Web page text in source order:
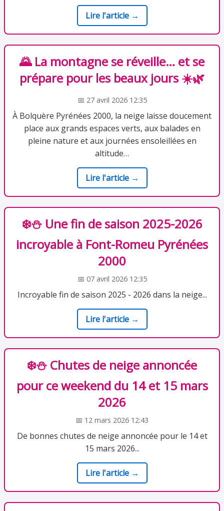
Lire l'article →
🌄 La montagne se réveille… et se
prépare pour les beaux jours ☀️🌿
📅 27 avril 2026 12:35
À Bolquère Pyrénées 2000, la neige laisse doucement
place aux grands espaces verts, aux balades en
pleine nature et aux journées ensoleillées en
altitude…
Lire l'article →
❄️⛄ Une fin de saison 2025-2026
incroyable à Font-Romeu Pyrénées
2000
📅 07 avril 2026 12:35
Incroyable fin de saison 2025 - 2026 dans la neige...
Lire l'article →
❄️⛄ Chutes de neige annoncée
pour ce weekend du 14 et 15 mars
2026
📅 12 mars 2026 12:43
De bonnes chutes de neige annoncée pour le 14 et
15 mars 2026...
Lire l'article →